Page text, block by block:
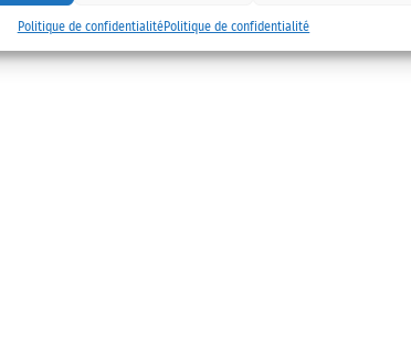
Politique de confidentialitéPolitique de confidentialité